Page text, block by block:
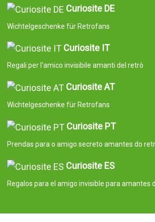
Curiosite DE
Wichtelgeschenke für Retrofans
Curiosite IT
Regali per l'amico invisibile amanti del retrò
Curiosite AT
Wichtelgeschenke für Retrofans
Curiosite PT
Prendas para o amigo secreto amantes do
Curiosite ES
Regalos para el amigo invisible para amantes